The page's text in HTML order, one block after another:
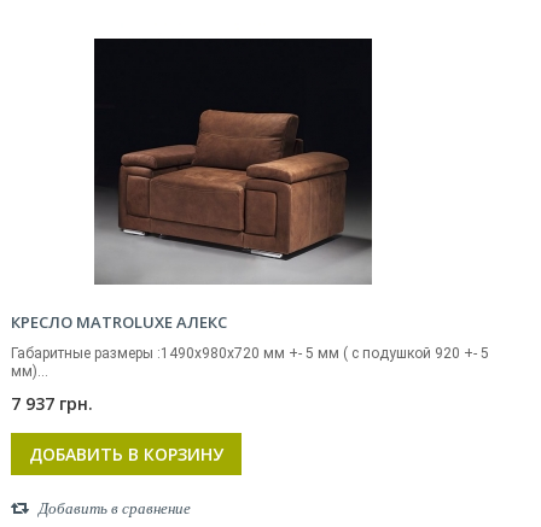
КРЕСЛО MATROLUXE АЛЕКС
Габаритные размеры :1490x980x720 мм +- 5 мм ( с подушкой 920 +- 5
мм)...
7 937 грн.
ДОБАВИТЬ В КОРЗИНУ
Добавить в сравнение